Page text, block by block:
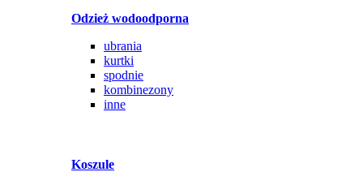
Odzież wodoodporna
ubrania
kurtki
spodnie
kombinezony
inne
Koszule